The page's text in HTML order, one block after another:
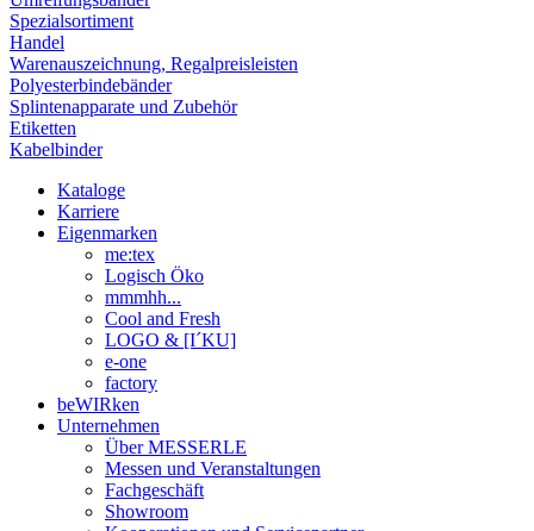
Spezialsortiment
Handel
Warenauszeichnung, Regalpreisleisten
Polyesterbindebänder
Splintenapparate und Zubehör
Etiketten
Kabelbinder
Kataloge
Karriere
Eigenmarken
me:tex
Logisch Öko
mmmhh...
Cool and Fresh
LOGO & [I´KU]
e-one
factory
beWIRken
Unternehmen
Über MESSERLE
Messen und Veranstaltungen
Fachgeschäft
Showroom